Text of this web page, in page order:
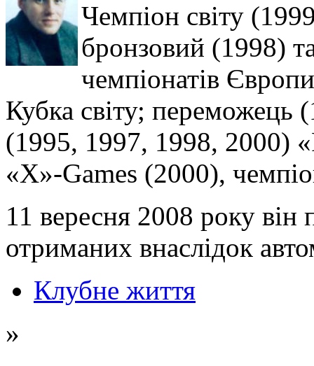
Чемпіон світу
бронзовий (1998)
чемпіонатів
Кубка світу; переможець
(1995, 1997, 1998, 2000)
«Х»-Games (2000),
11 вересня 2008 року він
отриманих внаслідок
Клубне життя
»